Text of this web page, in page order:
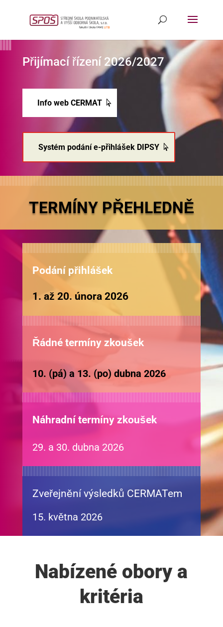
Přijímací řízení 2026/2027
Info web CERMAT
Systém podání e-přihlášek DIPSY
TERMÍNY PŘEHLEDNĚ
Podání přihlášek
1. až 20. února 2026
Řádné termíny zkoušek
10. (pá) a 13. (po) dubna 2026
Náhradní termíny zkoušek
29. a 30. dubna 2026
Zveřejnění výsledků CERMATem
15. května 2026
Nabízené obory a
kritéria